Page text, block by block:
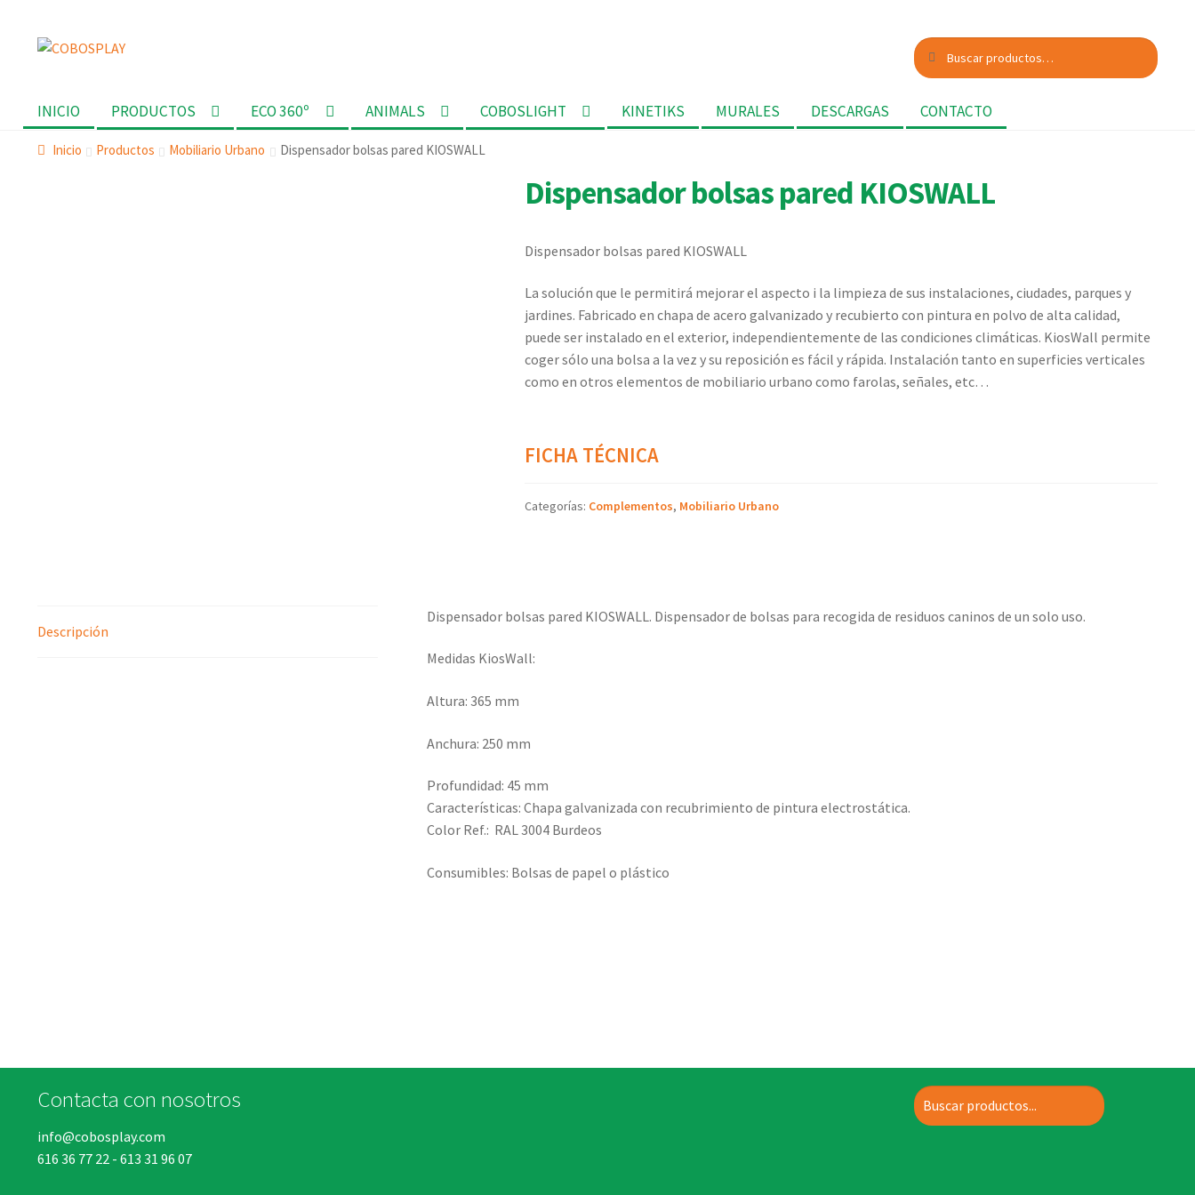
Ir
navegación
Ir
Buscar
por:
Buscar
INICIO PRODUCTOS ECO 360º ANIMALS COBOSLIGHT KINETIKS MURALES DESCARGAS CONTACTO
Inicio Productos Mobiliario Urbano Dispensador bolsas pared KIOSWALL
Dispensador bolsas pared KIOSWALL
Dispensador bolsas pared KIOSWALL
La solución que le permitirá mejorar el aspecto i la limpieza de sus instalaciones, ciudades, parques y
jardines. Fabricado en chapa de acero galvanizado y recubierto con pintura en polvo de alta calidad,
puede ser instalado en el exterior, independientemente de las condiciones climáticas. KiosWall permite
coger sólo una bolsa a la vez y su reposición es fácil y rápida. Instalación tanto en superficies verticales
como en otros elementos de mobiliario urbano como farolas, señales, etc…
FICHA TÉCNICA
Categorías: Complementos, Mobiliario Urbano
Descripción
Dispensador bolsas pared KIOSWALL. Dispensador de bolsas para recogida de residuos caninos de un solo uso.
Medidas KiosWall:
Altura:365 mm
Anchura: 250 mm
Profundidad: 45 mm
Características:Chapa galvanizada con recubrimiento de pintura electrostática.
Color Ref.: RAL 3004 Burdeos
Consumibles: Bolsas de papel o plástico
Contacta con nosotros
info@cobosplay.com
616 36 77 22- 613 31 96 07
Buscar